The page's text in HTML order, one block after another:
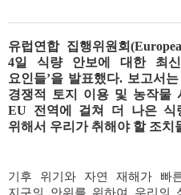
유럽연합 집행위원회
4일 식량 안보에 대한 최
요인들’을 발표했다. 보고서
경쟁적 토지 이용 및 농작물
EU 전역에 걸쳐 더 나은 식
위해서 우리가 취해야 할 조치
기후 위기와 자연 재해가 빠
지구의 안위를 위하여 우리의